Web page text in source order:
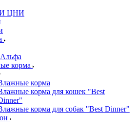
ЦНИ
корма
корма
корма для кошек "Best
корма для собак "Best Dinner"